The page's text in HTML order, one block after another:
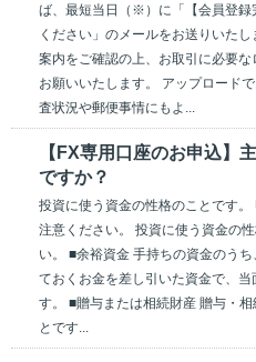
ば、最短当日（※）に「【会員登録
ください」のメールをお送りいた
案内をご確認の上、お取引に必要
お願いいたします。 アップロード
査状況や郵便事情にもよ...
【FX専用口座のお申込】
ですか？
投資に使う資金の性格のことです
注意ください。 投資に使う資金の
い。 ■余裕資金 手持ちの資金のう
ておくお金を差し引いた資金で、
す。 ■贈与または相続財産 贈与・
とです...